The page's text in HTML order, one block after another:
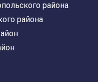
района
района